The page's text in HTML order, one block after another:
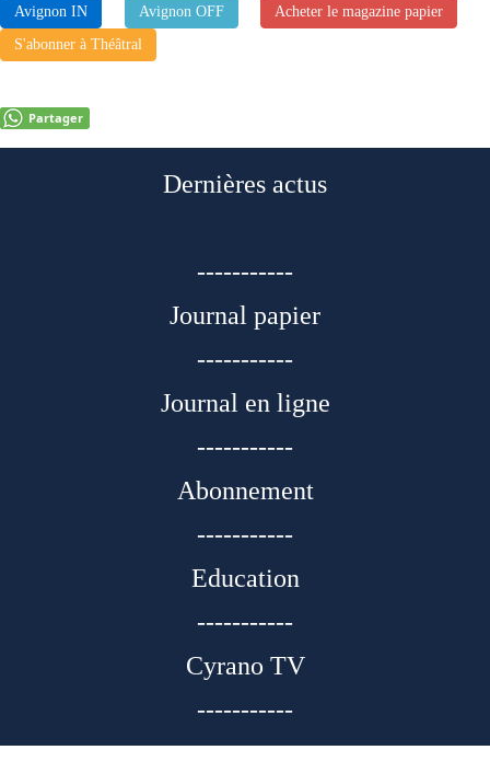
Avignon IN Avignon OFF
Acheter le magazine papier
S'abonner à Théâtral
Partager
Dernières actus
-----------
Journal papier
-----------
Journal en ligne
-----------
Abonnement
-----------
Education
-----------
Cyrano TV
-----------